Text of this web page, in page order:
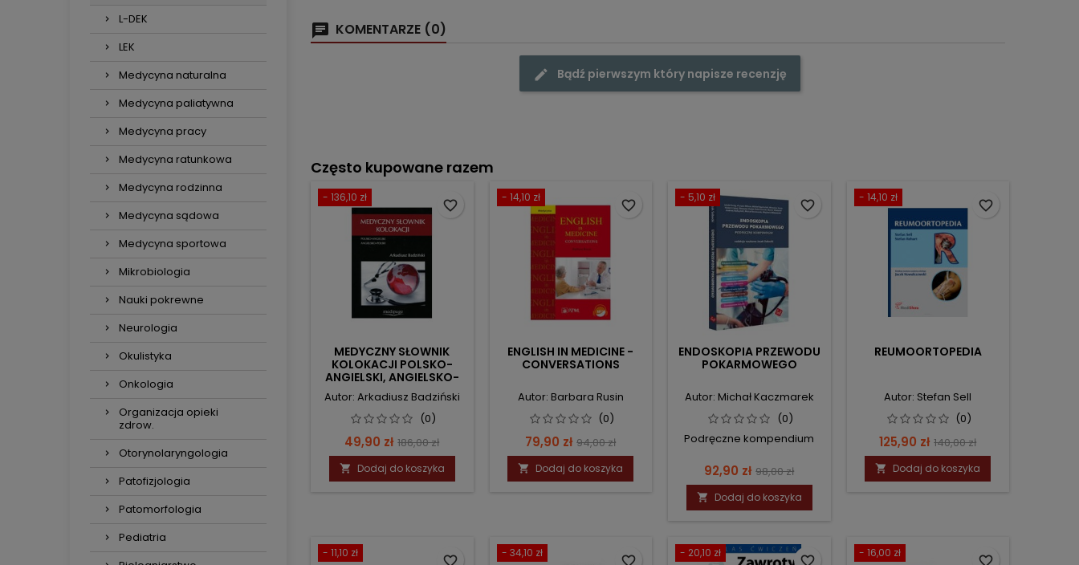
L-DEK
LEK
Medycyna naturalna
Medycyna paliatywna
Medycyna pracy
Medycyna ratunkowa
Medycyna rodzinna
Medycyna sądowa
Medycyna sportowa
Mikrobiologia
Nauki pokrewne
Neurologia
Okulistyka
Onkologia
Organizacja opieki
zdrow.
Otorynolaryngologia
Patofizjologia
Patomorfologia
Pediatria
KOMENTARZE (0)
Bądź pierwszym który napisze recenzję
Często kupowane razem
- 136,10 zł
MEDYCZNY SŁOWNIK
KOLOKACJI POLSKO-
ANGIELSKI, ANGIELSKO-
POLSKI
Autor: Arkadiusz Badziński
(0)
Cena
49,90 zł Cena
podstawowa
186,00 zł
 Dodaj do koszyka
favorite_border
- 14,10 zł
ENGLISH IN MEDICINE -
CONVERSATIONS
Autor: Barbara Rusin
(0)
Cena
79,90 zł Cena
podstawowa
94,00 zł
 Dodaj do koszyka
favorite_border
- 5,10 zł
ENDOSKOPIA PRZEWODU
POKARMOWEGO
Autor: Michał Kaczmarek
(0)
Podręczne kompendium
Cena
92,90 zł Cena
podstawowa
98,00 zł
 Dodaj do koszyka
favorite_border
- 14,10 zł
REUMOORTOPEDIA
Autor: Stefan Sell
(0)
Cena
125,90 zł Cena
podstawowa
140,00 zł
 Dodaj do koszyka
favorite_border
- 11,10 zł
favorite_border
- 34,10 zł
favorite_border
- 20,10 zł
favorite_border
- 16,00 zł
favorite_border